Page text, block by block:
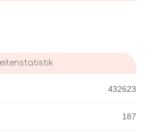
432623
187